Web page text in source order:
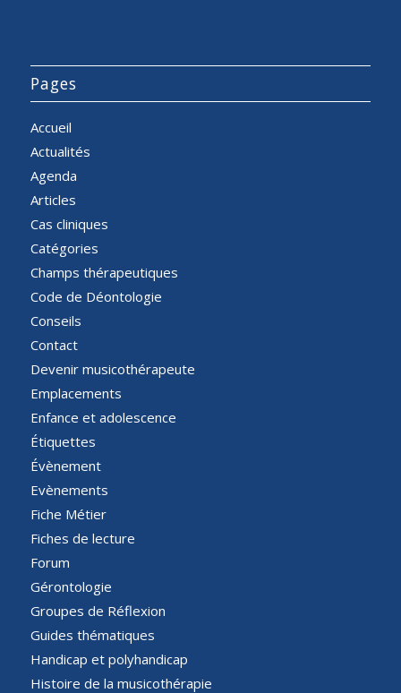
Pages
Accueil
Actualités
Agenda
Articles
Cas cliniques
Catégories
Champs thérapeutiques
Code de Déontologie
Conseils
Contact
Devenir musicothérapeute
Emplacements
Enfance et adolescence
Étiquettes
Évènement
Evènements
Fiche Métier
Fiches de lecture
Forum
Gérontologie
Groupes de Réflexion
Guides thématiques
Handicap et polyhandicap
Histoire de la musicothérapie